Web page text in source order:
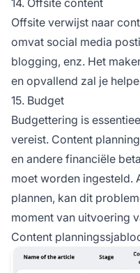
Offsite verwijst naar
omvat social media
blogging, enz. Het
en opvallend zal je
15. Budget
Budgettering is
vereist. Content
en andere financiële
moet worden ingesteld.
plannen, kan dit
moment van uitvoering
Content